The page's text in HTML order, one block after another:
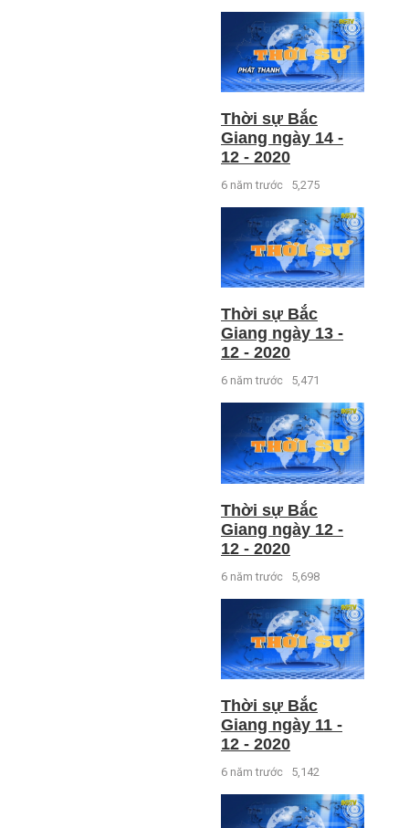
Thời sự Bắc
Giang ngày 14 -
12 - 2020
6 năm trước 5,275
Thời sự Bắc
Giang ngày 13 -
12 - 2020
6 năm trước 5,471
Thời sự Bắc
Giang ngày 12 -
12 - 2020
6 năm trước 5,698
Thời sự Bắc
Giang ngày 11 -
12 - 2020
6 năm trước 5,142